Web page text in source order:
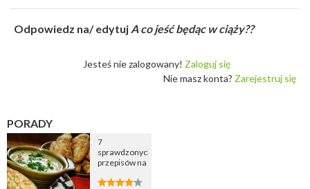
Odpowiedz na/ edytuj A co jeść będąc w ciąży??
Jesteś nie zalogowany! Zaloguj się
Nie masz konta? Zarejestruj się
PORADY
7
sprawdzonych
przepisów na
cebulową